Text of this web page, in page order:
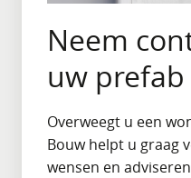
Neem
uw
Overweegt u een
Bouw helpt u graag
wensen en